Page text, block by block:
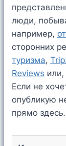
люди,
например,
сторонних
туризма,
Reviews
Если не
опубликую
прямо здесь.